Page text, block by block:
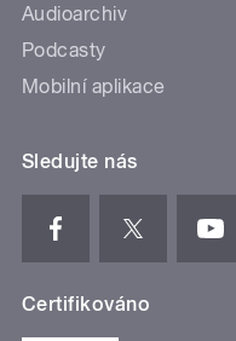
Audioarchiv
Podcasty
Mobilní aplikace
Sledujte nás
Certifikováno